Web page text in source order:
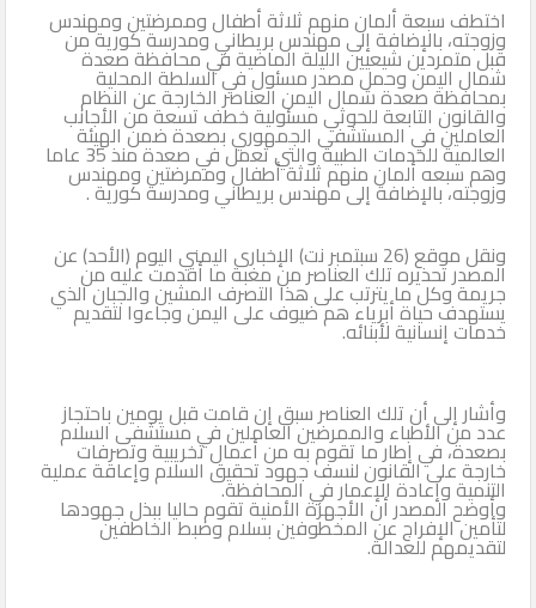
اختطف سبعة ألمان منهم ثلاثة أطفال وممرضتين ومهندس
وزوجته، بالإضافة إلى مهندس بريطاني ومدرسة كورية من
قبل متمردين شيعيين الليلة الماضية في محافظة صعدة
شمال اليمن وحمل مصدر مسئول في السلطة المحلية
بمحافظة صعدة شمال اليمن العناصر الخارجة عن النظام
والقانون التابعة للحوثي مسئولية خطف تسعة من الأجانب
العاملين في المستشفى الجمهوري بصعدة ضمن الهيئة
العالمية للخدمات الطبية والتي تعمل في صعدة منذ 35 عاما
وهم سبعه ألمان منهم ثلاثة أطفال وممرضتين ومهندس
وزوجته، بالإضافة إلى مهندس بريطاني ومدرسة كورية .
ونقل موقع (26 سبتمبر نت) الإخبارى اليمني اليوم (الأحد) عن
المصدر تحذيره تلك العناصر من مغبة ما أقدمت عليه من
جريمة وكل ما يترتب على هذا التصرف المشين والجبان الذي
يستهدف حياة أبرياء هم ضيوف على اليمن وجاءوا لتقديم
خدمات إنسانية لأبنائه.
وأشار إلى أن تلك العناصر سبق إن قامت قبل يومين باحتجاز
عدد من الأطباء والممرضين العاملين في مستشفى السلام
بصعدة، في إطار ما تقوم به من أعمال تخريبية وتصرفات
خارجة على القانون لنسف جهود تحقيق السلام وإعاقة عملية
التنمية وإعادة الإعمار في المحافظة.
وأوضح المصدر أن الأجهزة الأمنية تقوم حاليا ببذل جهودها
لتأمين الإفراج عن المخطوفين بسلام وضبط الخاطفين
لتقديمهم للعدالة.